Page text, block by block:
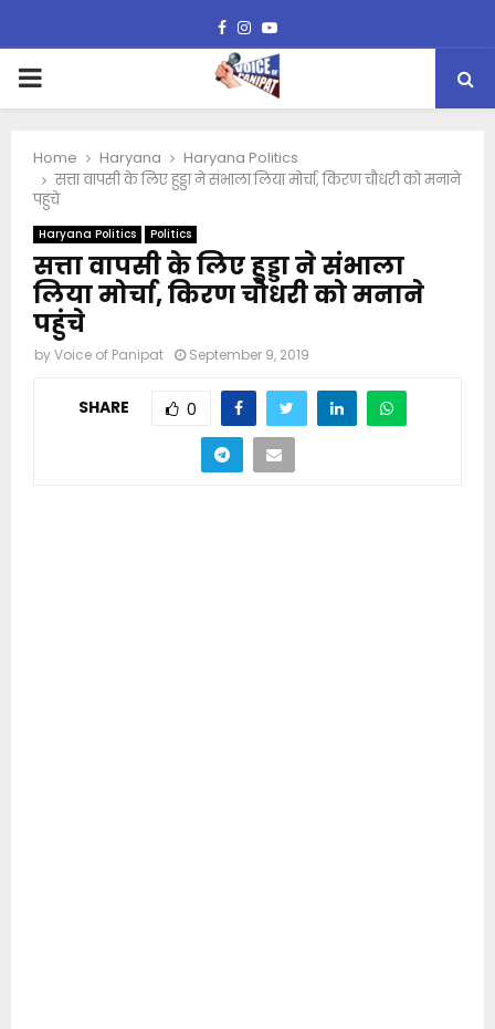
Facebook
Instagram
Youtube
PRIMARY
Home Haryana
Haryana Politics
सत्ता वापसी के लिए हुड्डा ने संभाला लिया मोर्चा, किरण चौधरी को मनाने
पहुंचे
Haryana Politics Politics
सत्ता वापसी के लिए हुड्डा ने संभाला
लिया मोर्चा, किरण चौधरी को मनाने
पहुंचे
byVoice of Panipat September 9, 2019
SHARE 0